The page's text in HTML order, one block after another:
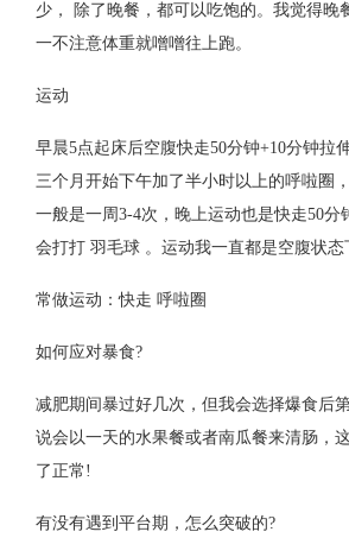
少， 除了晚餐，都可以吃饱的。我觉得晚
一不注意体重就噌噌往上跑。
运动
早晨5点起床后空腹快走50分钟+10分钟拉
三个月开始下午加了半小时以上的呼啦圈
一般是一周3-4次，晚上运动也是快走50分
会打打 羽毛球 。运动我一直都是空腹状态
常做运动：快走 呼啦圈
如何应对暴食?
减肥期间暴过好几次，但我会选择爆食后
说会以一天的水果餐或者南瓜餐来清肠，
了正常!
有没有遇到平台期，怎么突破的?